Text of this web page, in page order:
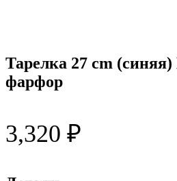
Тарелка 27 cm
фарфор
3,320 ₽